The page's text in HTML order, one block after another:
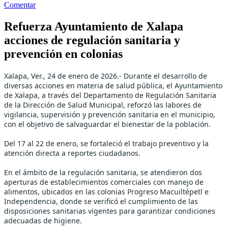
Comentar
Refuerza Ayuntamiento de Xalapa
acciones de regulación sanitaria y
prevención en colonias
Xalapa, Ver., 24 de enero de 2026.- Durante el desarrollo de
diversas acciones en materia de salud pública, el Ayuntamiento
de Xalapa, a través del Departamento de Regulación Sanitaria
de la Dirección de Salud Municipal, reforzó las labores de
vigilancia, supervisión y prevención sanitaria en el municipio,
con el objetivo de salvaguardar el bienestar de la población.
Del 17 al 22 de enero, se fortaleció el trabajo preventivo y la
atención directa a reportes ciudadanos.
En el ámbito de la regulación sanitaria, se atendieron dos
aperturas de establecimientos comerciales con manejo de
alimentos, ubicados en las colonias Progreso Macuiltépetl e
Independencia, donde se verificó el cumplimiento de las
disposiciones sanitarias vigentes para garantizar condiciones
adecuadas de higiene.